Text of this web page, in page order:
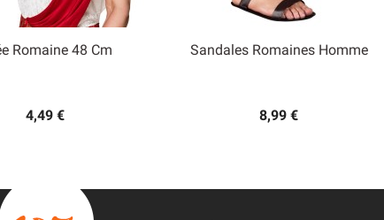
Romaine 48 Cm
4,49 €
Sandales Romaines Homme
8,99 €